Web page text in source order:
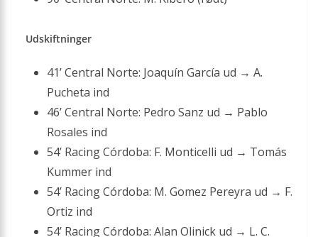
Udskiftninger
41’ Central Norte: Joaquín García ud → A.
Pucheta ind
46’ Central Norte: Pedro Sanz ud → Pablo
Rosales ind
54’ Racing Córdoba: F. Monticelli ud → Tomás
Kummer ind
54’ Racing Córdoba: M. Gomez Pereyra ud → F.
Ortiz ind
54’ Racing Córdoba: Alan Olinick ud → L. C.